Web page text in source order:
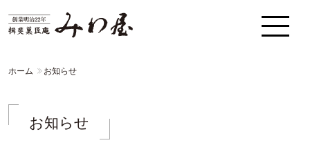
ホーム お知らせ
お知らせ